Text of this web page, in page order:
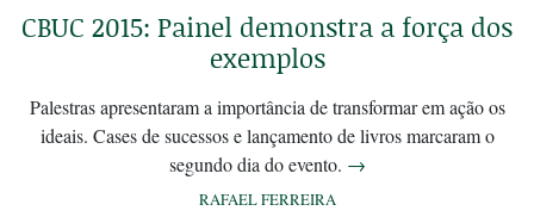
CBUC 2015: Painel demonstra a força dos
exemplos
Palestras apresentaram a importância de transformar em ação os
ideais. Cases de sucessos e lançamento de livros marcaram o
segundo dia do evento. →
RAFAEL FERREIRA